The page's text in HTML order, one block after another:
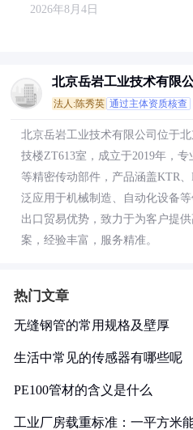
2026年8月4日
北京岳岩工业技术有限
法人:陈秀英 通过主体资质核查
北京岳岩工业技术有限公司位于
技楼ZT613室，成立于2019年，
等精密传动部件，产品涵盖KTR
泛应用于机械制造、自动化设备
出口贸易优势，致力于为客户提
案，经验丰富，服务精准。
热门文章
无缝钢管的常用规格及壁厚
生活中常见的传感器有哪些呢
PE100管材的含义是什么
工业厂房载重标准：一平方米